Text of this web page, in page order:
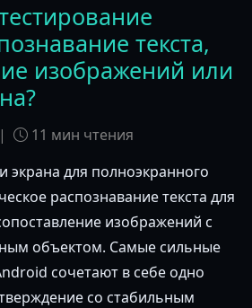
текста,
изображений или
| 11 мин чтения
экрана для полноэкранного
распознавание текста для
изображений с
объектом. Самые сильные
сочетают в себе одно
со стабильным